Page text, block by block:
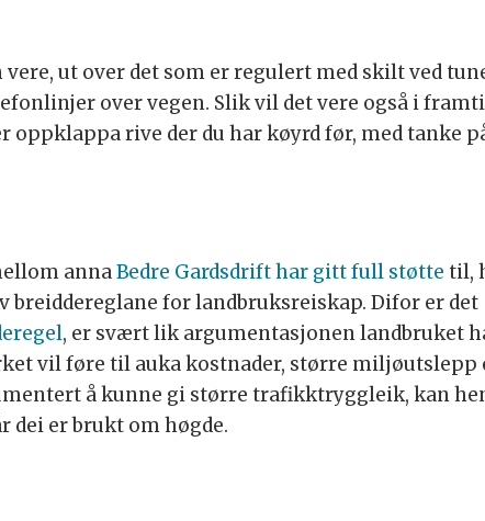
ut over det som er regulert med skilt ved
over vegen. Slik vil det vere også i
rive der du har køyrd før, med tanke
annaBedre Gardsdrift har gitt full støtte til,
breiddereglane for landbruksreiskap. Difor er det
, er svært lik argumentasjonen landbruket
vil føre til auka kostnader, større miljøutslepp
å kunne gi større trafikktryggleik, kan
dei er brukt om høgde.